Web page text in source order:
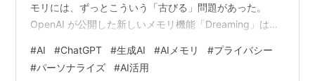
モリには、ずっとこういう「古びる」問題があった。
OpenAI が公開した新しいメモリ機能「Dreaming」は、
脈を覚え、時間が経てば記憶を勝手に更新する。便利な
のは間違いない。ただ、便利さと引き換えに何を渡して
#AI #ChatGPT #生成AI #AIメモリ #プライバシー
#パーソナライズ #AI活用